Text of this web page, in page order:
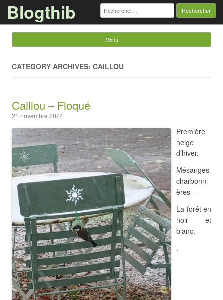
Blogthib Rechercher :
Menu
CATEGORY ARCHIVES: CAILLOU
Caillou – Floqué
21 novembre 2024
Première
neige
d’hiver.
Mésanges
charbonni
ères –
La forêt en
noir et
blanc.
.